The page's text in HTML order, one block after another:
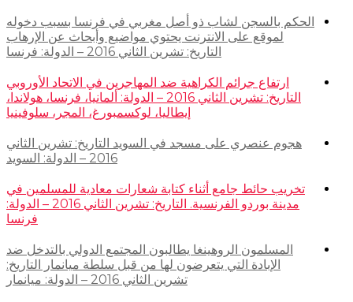
الحكم بالسجن لشاب ذو أصل مغربي في فرنسا بسبب دخوله
لموقع على الانترنت يحتوي مواضيع وأبحاث عن الإرهاب
التاريخ: تشرين الثاني 2016 – الدولة: فرنسا
ارتفاع جرائم الكراهية ضد المهاجرين في الاتحاد الأوروبي
التاريخ: تشرين الثاني 2016 – الدولة: ألمانيا، فرنسا، هولاندا،
إيطاليا، لوكسمبورغ، المجر، سلوفينيا
هجوم عنصري على مسجد في السويد التاريخ: تشرين الثاني
2016 – الدولة: السويد
تخريب حائط جامع أثناء كتابة شعارات معادية للمسلمين في
مدينة بوردو الفرنسية. التاريخ: تشرين الثاني 2016 – الدولة:
فرنسا
المسلمون الروهينغا يطالبون المجتمع الدولي بالتدخل ضد
الإبادة التي يتعرضون لها من قبل سلطة ميانمار التاريخ:
تشرين الثاني 2016 – الدولة: ميانمار